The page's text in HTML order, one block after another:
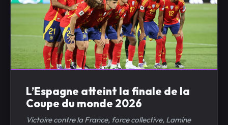
L’Espagne atteint la finale de la
Coupe du monde 2026
Victoire contre la France, force collective, Lamine